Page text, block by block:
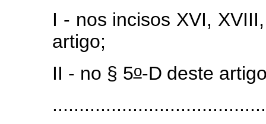
I - nos incisos XVI,
artigo;
II - no § 5o-D deste ar